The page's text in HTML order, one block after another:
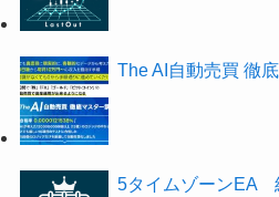
The AI自動売買 徹
5タイムゾーンEA